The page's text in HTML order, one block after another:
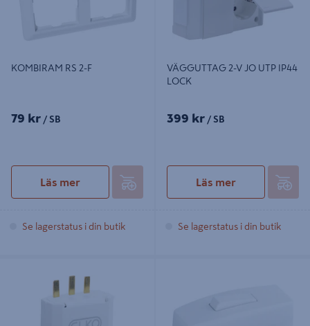
KOMBIRAM RS 2-F
79 kr / SB
Läs mer
Se lagerstatus i din butik
VÄGGUTTAG 2-V JO UTP IP44
LOCK
399 kr / SB
Läs mer
Se lagerstatus i din butik